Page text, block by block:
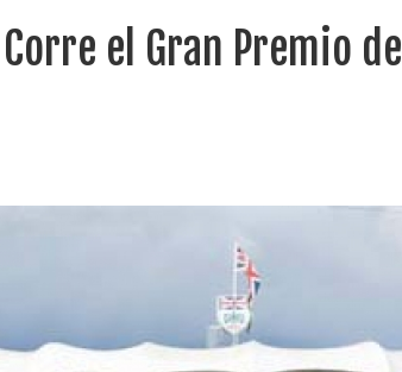
el Gran Premio de